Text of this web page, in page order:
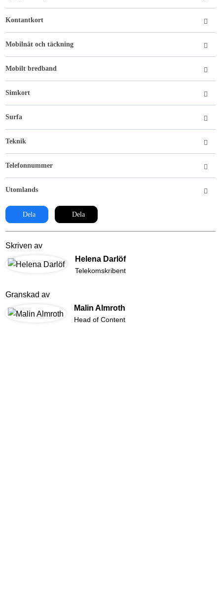
Kontantkort
Mobilnät och täckning
Mobilt bredband
Simkort
Surfa
Teknik
Telefonnummer
Utomlands
Dela Dela
Skriven av
Helena Darlöf
Telekomskribent
Granskad av
Malin Almroth
Head of Content